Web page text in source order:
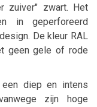
zuiver" zwart. Het
in geperforeerd
De kleur RAL
geen gele of rode
diep en intens
zijn hoge